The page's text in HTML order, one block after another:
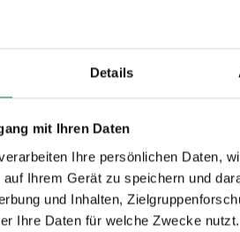
Details
mit Ihren Daten
Ihre persönlichen Daten,
Ihrem Gerät zu speichern und
und Inhalten,
Ihre Daten für welche Zwecke
doch die Ried-Abwehr war in
viel kompakter. Nach rund
geleistet. Ein abgefälschter
Gavilan ließ der Schlussmann
rutschen, jedoch konnte er ihn
Linie klären.
Bernd Gschweidl mit der